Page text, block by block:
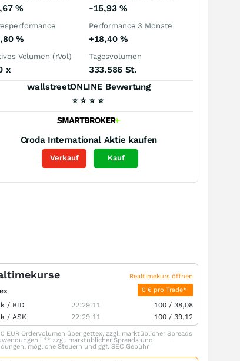
% -15,93 %
%
Performance 3 Monate
+18,40 %
Volumen (rVol)
x
Tagesvolumen
333.586 St.
wallstreetONLINE Bewertung
⭐ ⭐ ⭐ ⭐
Croda International Aktie kaufen
Verkauf Kauf
Realtimekurs öffnen
0 € pro Trade*
/ BID 22:29:11 100 / 38,08
/ ASK 22:29:11 100 / 39,12
EUR Ordervolumen über gettex, zzgl. marktüblicher Spreads
| ** zzgl. marktüblicher Spreads und
mögliche Steuern und ggf. SEC Gebühr